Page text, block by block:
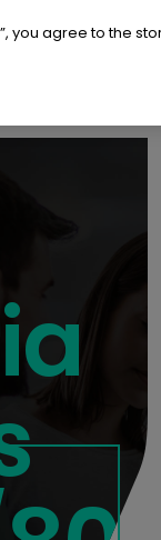
you agree to the